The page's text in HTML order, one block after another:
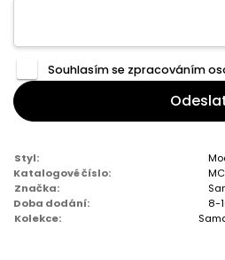
Souhlasím se zpracováním
Styl:
Katalogové číslo:
Značka:
Doba dodání:
8-
Kolekce: